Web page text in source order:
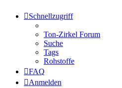
Schnellzugriff
Ton-Zirkel Forum
Suche
Tags
Rohstoffe
FAQ
Anmelden